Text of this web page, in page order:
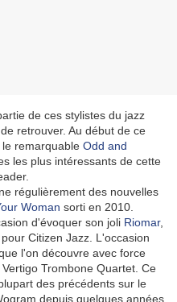
de ces stylistes du jazz
retrouver. Au début de ce
remarquable Odd and
les plus intéressants de cette
régulièrement des nouvelles
Woman sorti en 2010.
d'évoquer son joli Riomar,
Citizen Jazz. L'occasion
l'on découvre avec force
Trombone Quartet. Ce
des précédents sur le
depuis quelques années